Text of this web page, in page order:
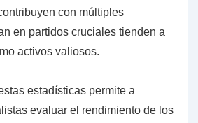
con múltiples
en partidos cruciales tienden a
activos valiosos.
estadísticas permite a
evaluar el rendimiento de los